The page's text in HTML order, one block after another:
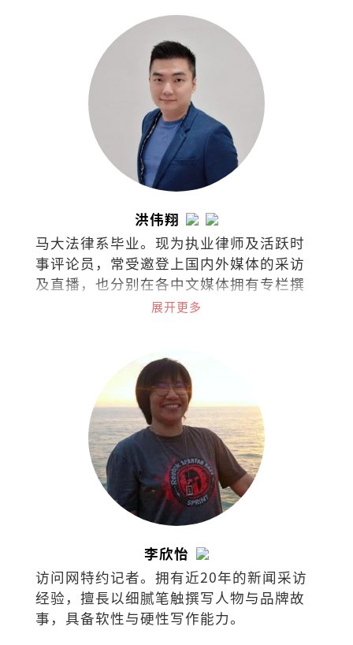
据点的诚品，秉持着“不只是一家书
店”的概念，囊括了来自世界各地的书
籍、文具、文创设计、时尚潮流，还可沉
浸于艺文展演与世界级咖啡品牌中，打造
了一个复合式经营的文化场所。
洪伟翔
马大法律系毕业。现为执业律师及活跃时
事评论员，常受邀登上国内外媒体的采访
及直播，也分别在各中文媒体拥有专栏撰
稿，针砭时事、分享看法。
展开更多
李欣怡
访问网特约记者。拥有近20年的新闻采访
经验，擅⻑以细腻笔触撰写⼈物与品牌故
事，具备软性与硬性写作能⼒。